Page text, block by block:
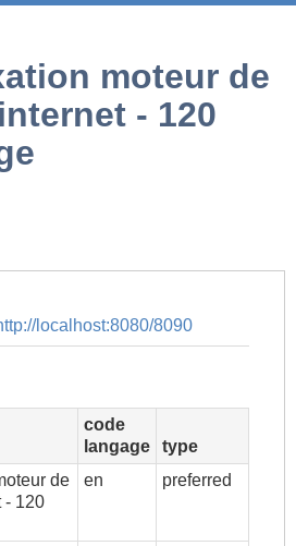
moteur de
- 120
localhost:8080/8090
code
langage
type
de
- 120
en preferred